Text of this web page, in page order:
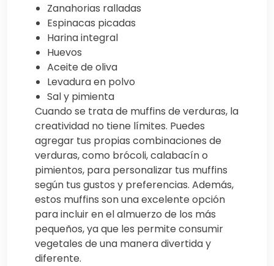
Zanahorias ralladas
Espinacas picadas
Harina integral
Huevos
Aceite de oliva
Levadura en polvo
Sal y pimienta
Cuando se trata de muffins de verduras, la
creatividad no tiene límites. Puedes
agregar tus propias combinaciones de
verduras, como brócoli, calabacín o
pimientos, para personalizar tus muffins
según tus gustos y preferencias. Además,
estos muffins son una excelente opción
para incluir en el almuerzo de los más
pequeños, ya que les permite consumir
vegetales de una manera divertida y
diferente.